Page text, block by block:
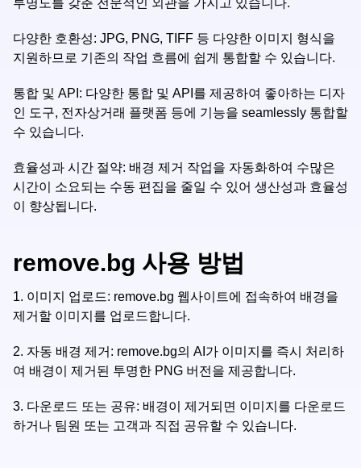
투명도를 갖춘 전문적인 외관을 가지고 있습니다.
다양한 호환성: JPG, PNG, TIFF 등 다양한 이미지 형식을
지원하므로 기존의 작업 흐름에 쉽게 통합할 수 있습니다.
통합 및 API: 다양한 통합 및 API를 제공하여 좋아하는 디자
인 도구, 전자상거래 플랫폼 등에 기능을 seamlessly 통합할
수 있습니다.
효율성과 시간 절약: 배경 제거 작업을 자동화하여 수많은
시간이 소요되는 수동 편집을 줄일 수 있어 생산성과 효율성
이 향상됩니다.
remove.bg 사용 방법
1. 이미지 업로드: remove.bg 웹사이트에 접속하여 배경을
제거할 이미지를 업로드합니다.
2. 자동 배경 제거: remove.bg의 AI가 이미지를 즉시 처리하
여 배경이 제거된 투명한 PNG 버전을 제공합니다.
3. 다운로드 또는 공유: 배경이 제거되면 이미지를 다운로드
하거나 팀원 또는 고객과 직접 공유할 수 있습니다.